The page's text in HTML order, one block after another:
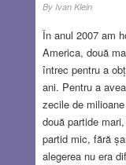
By Ivan Klein
În anul 2007 am
America, două
întrec pentru a
ani. Pentru a
zecile de
două partide
partid mic, fără
alegerea nu era